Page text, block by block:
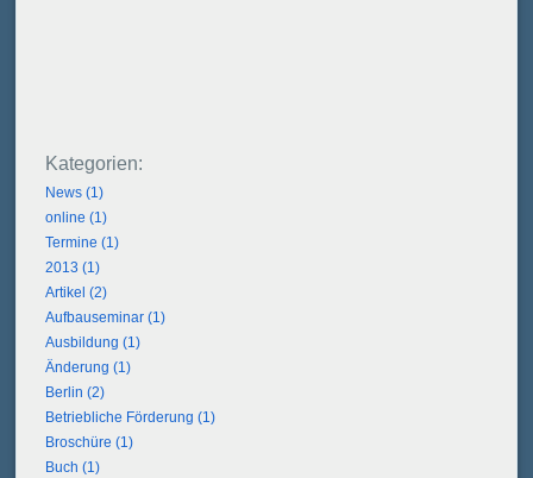
News (1)
online (1)
Termine (1)
2013 (1)
Artikel (2)
Aufbauseminar (1)
Ausbildung (1)
Änderung (1)
Berlin (2)
Betriebliche Förderung (1)
Broschüre (1)
Buch (1)